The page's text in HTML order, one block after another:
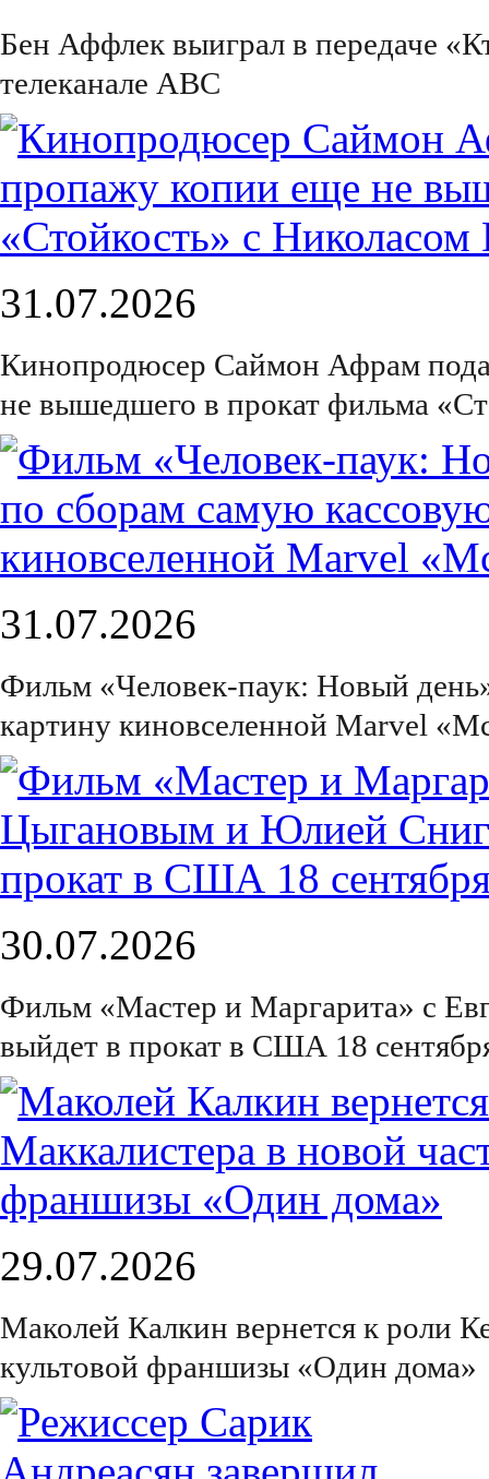
Бен Аффлек выиграл в передаче
телеканале ABC
31.07.2026
Кинопродюсер Саймон Афрам
не вышедшего в прокат фильма
31.07.2026
Фильм «Человек-паук: Новый
картину киновселенной Marvel
30.07.2026
Фильм «Мастер и Маргарита» с
выйдет в прокат в США 18
29.07.2026
Маколей Калкин вернется к роли
культовой франшизы «Один дома»